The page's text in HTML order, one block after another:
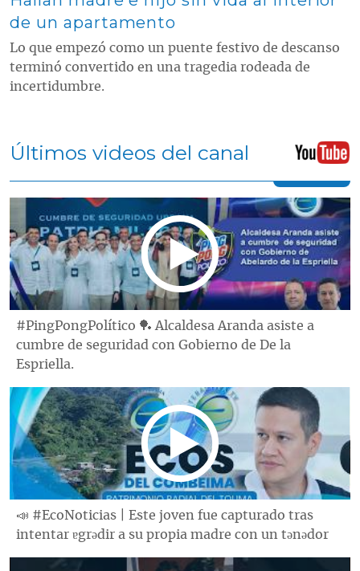
de un apartamento
Lo que empezó como un puente festivo de descanso
terminó convertido en una tragedia rodeada de
incertidumbre.
Últimos videos del canal
#PingPongPolítico 🏓 Alcaldesa Aranda asiste a
cumbre de seguridad con Gobierno de De la
Espriella.
📣 #EcoNoticias | Este joven fue capturado tras
intentar ɐgrǝdir a su propia madre con un tǝnǝdor